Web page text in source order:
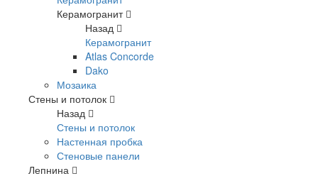
Керамогранит
Назад
Керамогранит
Atlas Concorde
Dako
Мозаика
Стены и потолок
Назад
Стены и потолок
Настенная пробка
Стеновые панели
Лепнина